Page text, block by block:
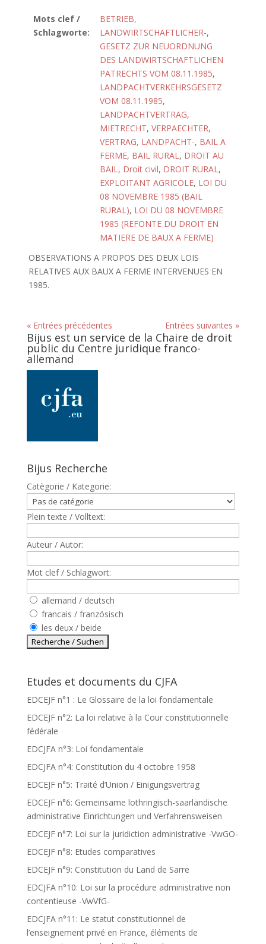
Mots clef /
Schlagworte:
BETRIEB,
LANDWIRTSCHAFTLICHER-,
GESETZ ZUR NEUORDNUNG
DES LANDWIRTSCHAFTLICHEN
PATRECHTS VOM 08.11.1985,
LANDPACHTVERKEHRSGESETZ
VOM 08.11.1985,
LANDPACHTVERTRAG,
MIETRECHT, VERPAECHTER,
VERTRAG, LANDPACHT-, BAIL A
FERME, BAIL RURAL, DROIT AU
BAIL, Droit civil, DROIT RURAL,
EXPLOITANT AGRICOLE, LOI DU
08 NOVEMBRE 1985 (BAIL
RURAL), LOI DU 08 NOVEMBRE
1985 (REFONTE DU DROIT EN
MATIERE DE BAUX A FERME)
OBSERVATIONS A PROPOS DES DEUX LOIS
RELATIVES AUX BAUX A FERME INTERVENUES EN
1985.
« Entrées précédentes Entrées suivantes »
Bijus est un service de la Chaire de droit
public du Centre juridique franco-
allemand
Bijus Recherche
Catègorie / Kategorie:
Plein texte / Volltext:
Auteur / Autor:
Mot clef / Schlagwort:
allemand / deutsch
francais / französisch
les deux / beide
Etudes et documents du CJFA
EDCEJF n°1 : Le Glossaire de la loi fondamentale
EDCEJF n°2: La loi relative à la Cour constitutionnelle
fédérale
EDCJFA n°3: Loi fondamentale
EDCJFA n°4: Constitution du 4 octobre 1958
EDCEJF n°5: Traité d’Union / Einigungsvertrag
EDCEJF n°6: Gemeinsame lothringisch-saarländische
administrative Einrichtungen und Verfahrensweisen
EDCEJF n°7: Loi sur la juridiction administrative -VwGO-
EDCEJF n°8: Etudes comparatives
EDCEJF n°9: Constitution du Land de Sarre
EDCJFA n°10: Loi sur la procédure administrative non
contentieuse -VwVfG-
EDCJFA n°11: Le statut constitutionnel de
l’enseignement privé en France, éléments de